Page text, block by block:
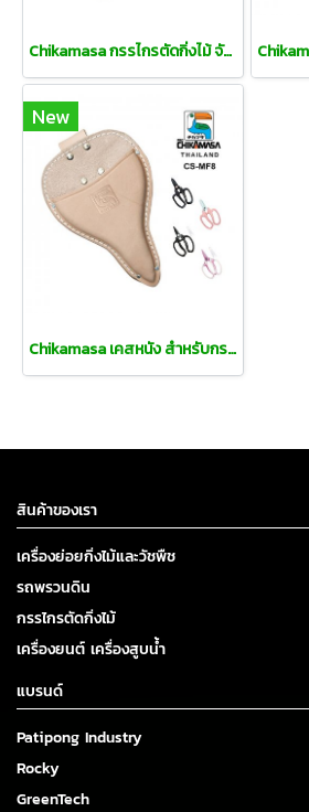
Chikamasa กรรไกรตัดกิ่งไม้ จัดดอกไม้
New
Chikamasa เคสหนัง สำหรับกรรไกรตัดกิ่งไม้ จัดดอกไม้
สินค้าของเรา
เครื่องย่อยกิ่งไม้และวัชพืช
รถพรวนดิน
กรรไกรตัดกิ่งไม้
เครื่องยนต์ เครื่องสูบน้ำ
แบรนด์
Patipong Industry
Rocky
GreenTech